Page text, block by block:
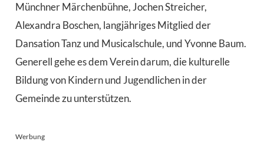
Münchner Märchenbühne, Jochen Streicher,
Alexandra Boschen, langjähriges Mitglied der
Dansation Tanz und Musicalschule, und Yvonne Baum.
Generell gehe es dem Verein darum, die kulturelle
Bildung von Kindern und Jugendlichen in der
Gemeinde zu unterstützen.
Werbung